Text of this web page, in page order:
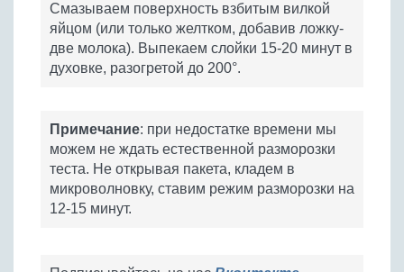
Смазываем поверхность взбитым вилкой
яйцом (или только желтком, добавив ложку-
две молока). Выпекаем слойки 15-20 минут в
духовке, разогретой до 200°.
Примечание: при недостатке времени мы
можем не ждать естественной разморозки
теста. Не открывая пакета, кладем в
микроволновку, ставим режим разморозки на
12-15 минут.